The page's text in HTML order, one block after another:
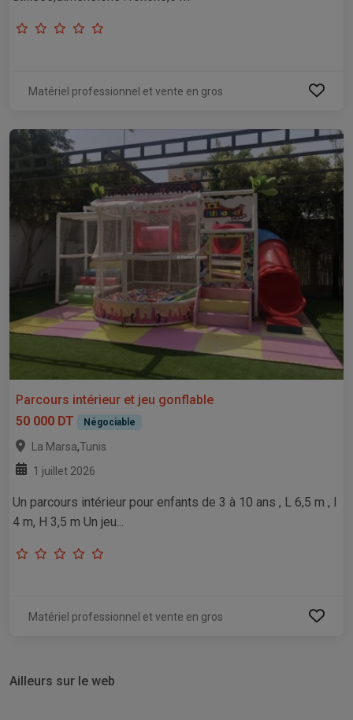
Matériel professionnel et vente en gros
Parcours intérieur et jeu gonflable
50 000 DT
Négociable
La Marsa,Tunis
1 juillet 2026
Un parcours intérieur pour enfants de 3 à 10 ans , L 6,5 m , l
4 m, H 3,5 m Un jeu...
Matériel professionnel et vente en gros
Ailleurs sur le web